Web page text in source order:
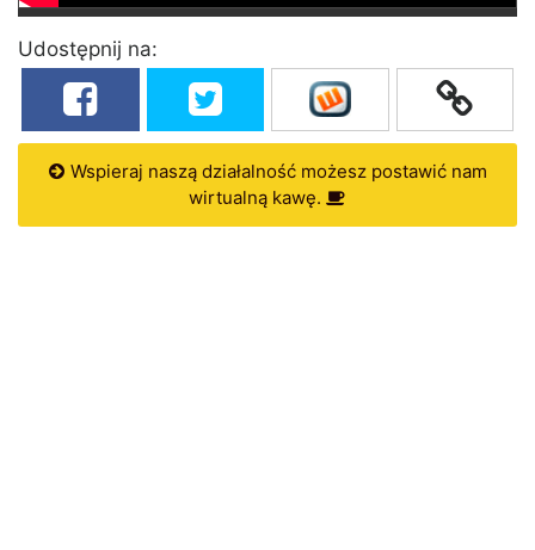
Udostępnij na:
Wspieraj naszą działalność możesz postawić nam
wirtualną kawę.